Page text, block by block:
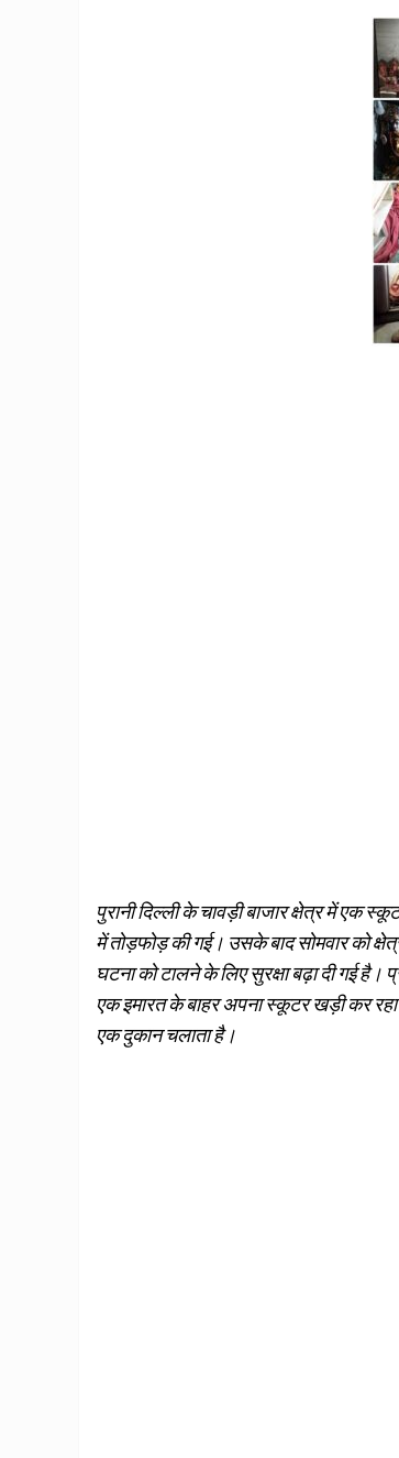
पुरानी दिल्ली के चावड़ी बाजार क्षेत्र में एक
में तोड़फोड़ की गई। उसके बाद सोमवार को
घटना को टालने के लिए सुरक्षा बढ़ा दी गई
एक इमारत के बाहर अपना स्कूटर खड़ी कर रहा
एक दुकान चलाता है।